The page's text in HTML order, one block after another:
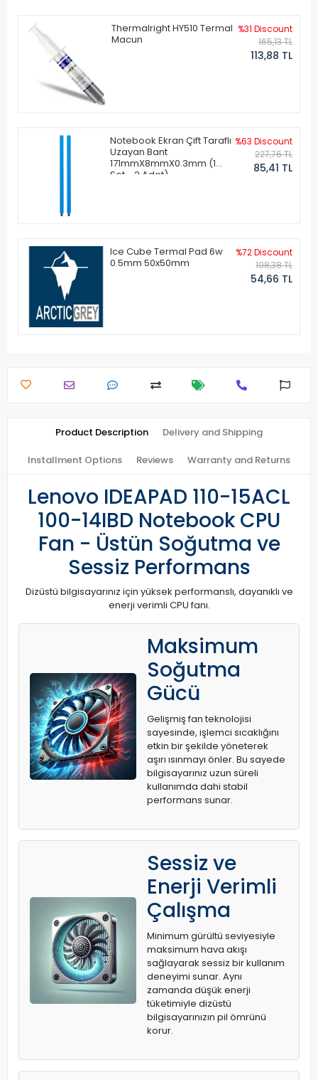
Thermalright HY510 Termal
Macun
%31 Discount
165,13 TL
113,88 TL
Notebook Ekran Çift Taraflı
Uzayan Bant
171mmX8mmX0.3mm (1
Set - 2 Adet)
%63 Discount
227,76 TL
85,41 TL
Ice Cube Termal Pad 6w
0.5mm 50x50mm
%72 Discount
198,38 TL
54,66 TL
Product Description Delivery and Shipping
Installment Options Reviews Warranty and Returns
Lenovo IDEAPAD 110-15ACL
100-14IBD Notebook CPU
Fan - Üstün Soğutma ve
Sessiz Performans
Dizüstü bilgisayarınız için yüksek performanslı, dayanıklı ve
enerji verimli CPU fanı.
Maksimum
Soğutma
Gücü
Gelişmiş fan teknolojisi
sayesinde, işlemci sıcaklığını
etkin bir şekilde yöneterek
aşırı ısınmayı önler. Bu sayede
bilgisayarınız uzun süreli
kullanımda dahi stabil
performans sunar.
Sessiz ve
Enerji Verimli
Çalışma
Minimum gürültü seviyesiyle
maksimum hava akışı
sağlayarak sessiz bir kullanım
deneyimi sunar. Aynı
zamanda düşük enerji
tüketimiyle dizüstü
bilgisayarınızın pil ömrünü
korur.